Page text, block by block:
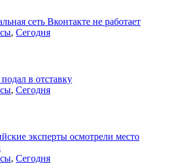
сеть Вконтакте не работает
, Сегодня
в отставку
, Сегодня
эксперты осмотрели место
, Сегодня